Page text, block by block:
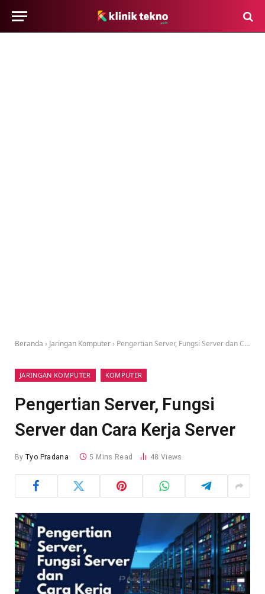
Beranda › Jaringan Komputer › Pengertian Server, Fungsi Server dan Cara Kerja Server
JARINGAN KOMPUTER KOMPUTER
Pengertian Server, Fungsi
Server dan Cara Kerja Server
By Tyo Pradana 5 Mins Read 48 Views